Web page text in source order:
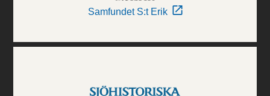
Samfundet S:t Erik